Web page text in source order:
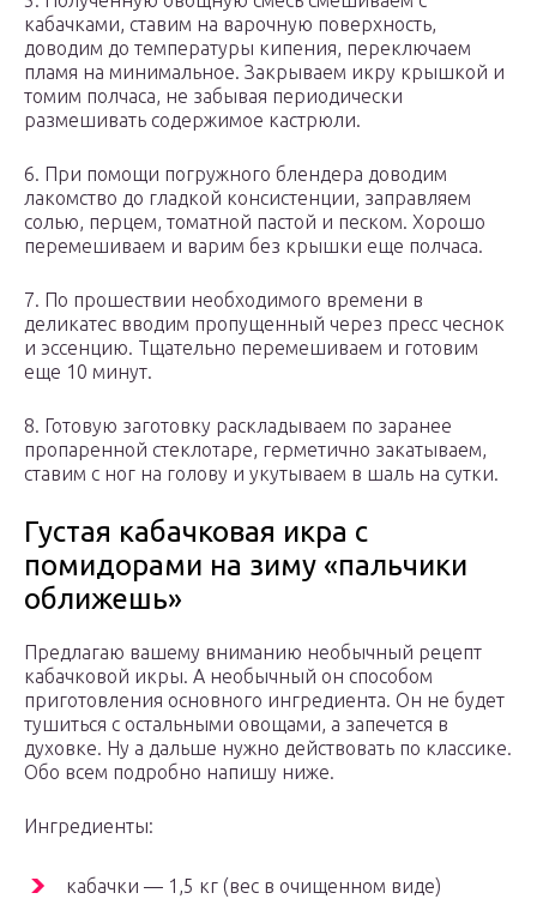
кабачками, ставим на варочную поверхность,
доводим до температуры кипения, переключаем
пламя на минимальное. Закрываем икру крышкой и
томим полчаса, не забывая периодически
размешивать содержимое кастрюли.
6. При помощи погружного блендера доводим
лакомство до гладкой консистенции, заправляем
солью, перцем, томатной пастой и песком. Хорошо
перемешиваем и варим без крышки еще полчаса.
7. По прошествии необходимого времени в
деликатес вводим пропущенный через пресс чеснок
и эссенцию. Тщательно перемешиваем и готовим
еще 10 минут.
8. Готовую заготовку раскладываем по заранее
пропаренной стеклотаре, герметично закатываем,
ставим с ног на голову и укутываем в шаль на сутки.
Густая кабачковая икра с
помидорами на зиму «пальчики
оближешь»
Предлагаю вашему вниманию необычный рецепт
кабачковой икры. А необычный он способом
приготовления основного ингредиента. Он не будет
тушиться с остальными овощами, а запечется в
духовке. Ну а дальше нужно действовать по классике.
Обо всем подробно напишу ниже.
Ингредиенты:
кабачки — 1,5 кг (вес в очищенном виде)